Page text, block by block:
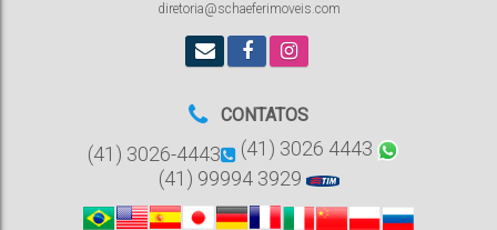
diretoria@schaeferimoveis.com
CONTATOS
(41) 3026-4443
(41) 3026 4443
(41) 99994 3929